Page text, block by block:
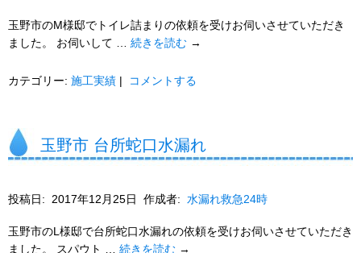
玉野市のM様邸でトイレ詰まりの依頼を受けお伺いさせていただき
ました。 お伺いして … 続きを読む →
カテゴリー: 施工実績 | コメントする
玉野市 台所蛇口水漏れ
投稿日: 2017年12月25日 作成者: 水漏れ救急24時
玉野市のL様邸で台所蛇口水漏れの依頼を受けお伺いさせていただき
ました。 スパウト … 続きを読む →